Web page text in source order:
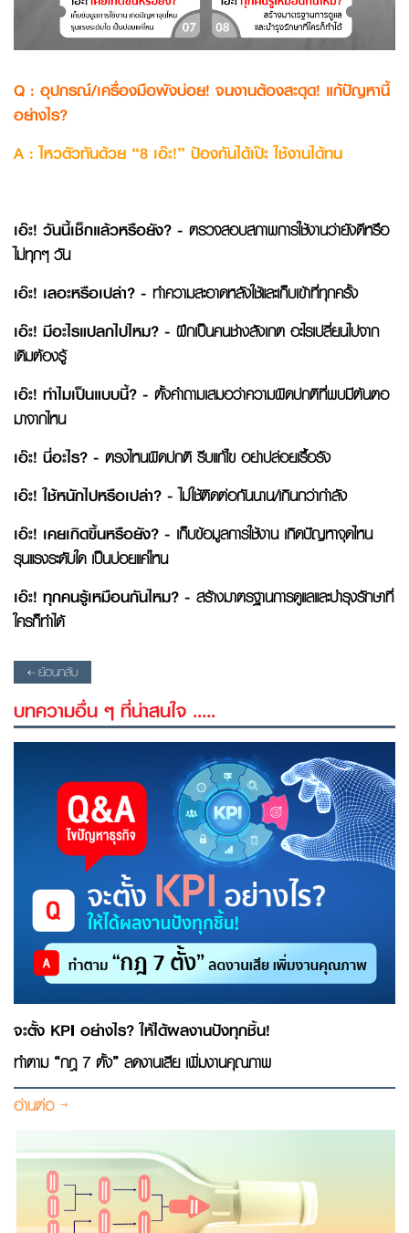
Q : อุปกรณ์/เครื่องมือพังบ่อย! จนงานต้องสะดุด! แก้ปัญหานี้
อย่างไร?
A : ไหวตัวทันด้วย “8 เอ๊ะ!” ป้องกันได้เป๊ะ ใช้งานได้ทน
เอ๊ะ! วันนี้เช็กแล้วหรือยัง? - ตรวจสอบสภาพการใช้งานว่ายังดีหรือ
ไม่ทุกๆ วัน
เอ๊ะ! เลอะหรือเปล่า? - ทำความสะอาดหลังใช้และเก็บเข้าที่ทุกครั้ง
เอ๊ะ! มีอะไรแปลกไปไหม? - ฝึกเป็นคนช่างสังเกต อะไรเปลี่ยนไปจาก
เดิมต้องรู้
เอ๊ะ! ทำไมเป็นแบบนี้? - ตั้งคำถามเสมอว่าความผิดปกติที่พบมีต้นตอ
มาจากไหน
เอ๊ะ! นี่อะไร? - ตรงไหนผิดปกติ รีบแก้ไข อย่าปล่อยเรื้อรัง
เอ๊ะ! ใช้หนักไปหรือเปล่า? -ไม่ใช้ติดต่อกันนาน/เกินกว่ากำลัง
เอ๊ะ! เคยเกิดขึ้นหรือยัง? - เก็บข้อมูลการใช้งาน เกิดปัญหาจุดไหน
รุนแรงระดับใด เป็นบ่อยแค่ไหน
เอ๊ะ! ทุกคนรู้เหมือนกันไหม? - สร้างมาตรฐานการดูแลและบำรุงรักษาที่
ใครก็ทำได้
ย้อนกลับ
บทความอื่น ๆ ที่น่าสนใจ .....
จะตั้ง KPI อย่างไร? ให้ได้ผลงานปังทุกชิ้น!
ทำตาม “กฎ 7 ตั้ง” ลดงานเสีย เพิ่มงานคุณภาพ
อ่านต่อ